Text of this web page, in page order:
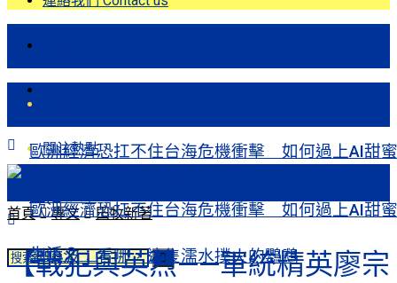
歐洲經濟恐扛不住台海危機衝擊 如何過上AI甜蜜
劉曉波：看哪，這隻濡水撲火的鸚鵡
關注熱點
歐洲經濟恐扛不住台海危機衝擊 如何過上AI甜蜜
生活？
首頁 專文 田牧新著
【戰犯與英烈——軍統精英廖宗